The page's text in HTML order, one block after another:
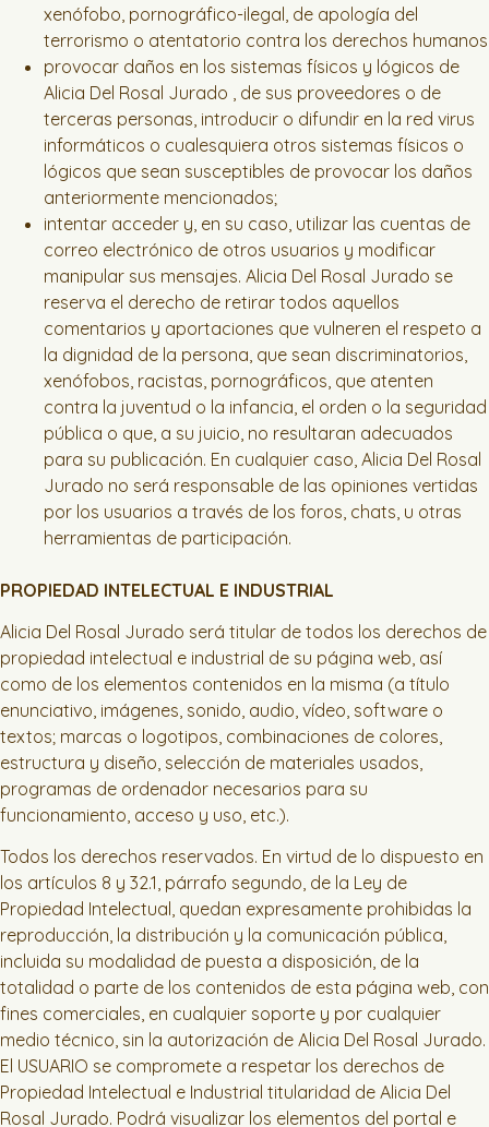
xenófobo, pornográfico-ilegal, de apología del
terrorismo o atentatorio contra los derechos humanos
provocar daños en los sistemas físicos y lógicos de
Alicia Del Rosal Jurado , de sus proveedores o de
terceras personas, introducir o difundir en la red virus
informáticos o cualesquiera otros sistemas físicos o
lógicos que sean susceptibles de provocar los daños
anteriormente mencionados;
intentar acceder y, en su caso, utilizar las cuentas de
correo electrónico de otros usuarios y modificar
manipular sus mensajes. Alicia Del Rosal Jurado se
reserva el derecho de retirar todos aquellos
comentarios y aportaciones que vulneren el respeto a
la dignidad de la persona, que sean discriminatorios,
xenófobos, racistas, pornográficos, que atenten
contra la juventud o la infancia, el orden o la seguridad
pública o que, a su juicio, no resultaran adecuados
para su publicación. En cualquier caso, Alicia Del Rosal
Jurado no será responsable de las opiniones vertidas
por los usuarios a través de los foros, chats, u otras
herramientas de participación.
PROPIEDAD INTELECTUAL E INDUSTRIAL
Alicia Del Rosal Jurado será titular de todos los derechos de
propiedad intelectual e industrial de su página web, así
como de los elementos contenidos en la misma (a título
enunciativo, imágenes, sonido, audio, vídeo, software o
textos; marcas o logotipos, combinaciones de colores,
estructura y diseño, selección de materiales usados,
programas de ordenador necesarios para su
funcionamiento, acceso y uso, etc.).
Todos los derechos reservados. En virtud de lo dispuesto en
los artículos 8 y 32.1, párrafo segundo, de la Ley de
Propiedad Intelectual, quedan expresamente prohibidas la
reproducción, la distribución y la comunicación pública,
incluida su modalidad de puesta a disposición, de la
totalidad o parte de los contenidos de esta página web, con
fines comerciales, en cualquier soporte y por cualquier
medio técnico, sin la autorización de Alicia Del Rosal Jurado.
El USUARIO se compromete a respetar los derechos de
Propiedad Intelectual e Industrial titularidad de Alicia Del
Rosal Jurado. Podrá visualizar los elementos del portal e